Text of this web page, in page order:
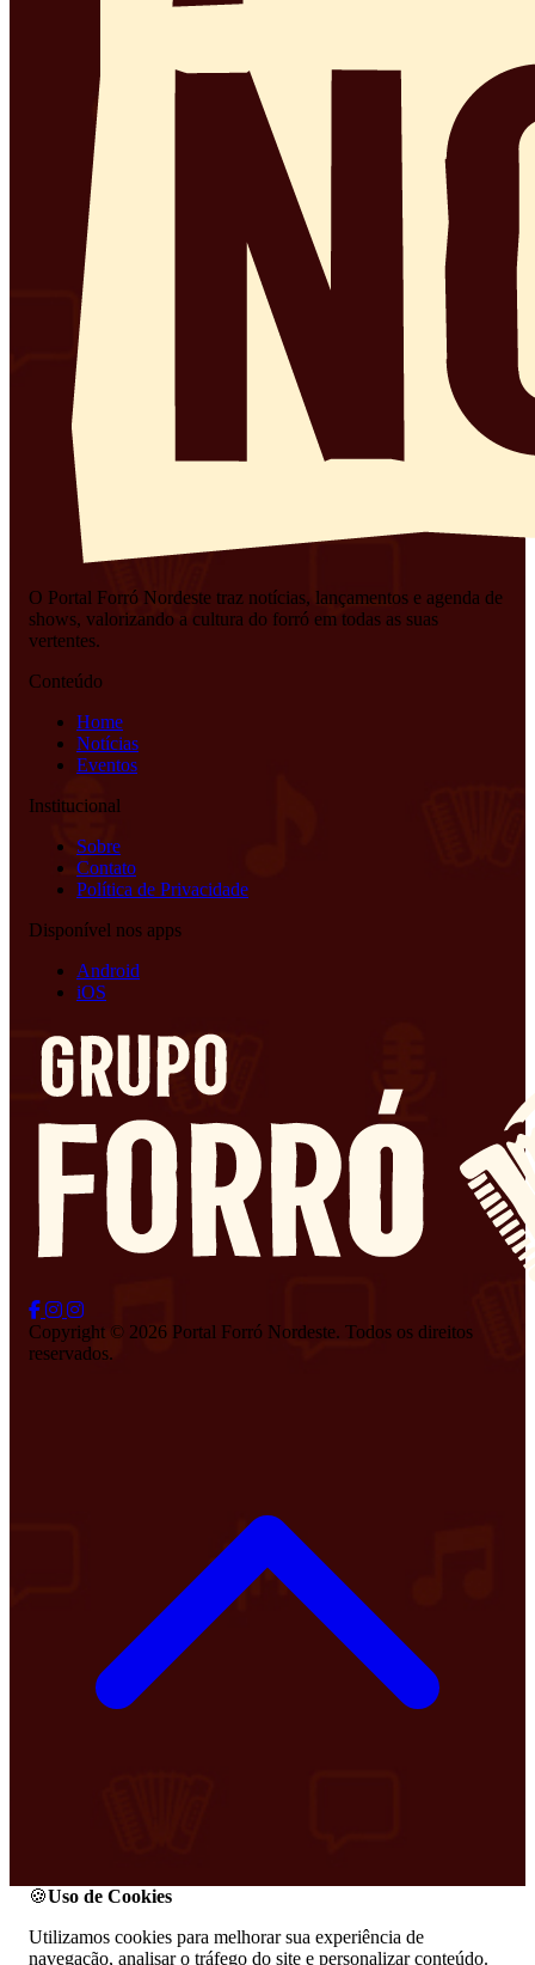
O Portal Forró Nordeste traz notícias, lançamentos e agenda de
shows, valorizando a cultura do forró em todas as suas
vertentes.
Conteúdo
Home
Notícias
Eventos
Institucional
Sobre
Contato
Política de Privacidade
Disponível nos apps
Android
iOS
Copyright © 2026 Portal Forró Nordeste. Todos os direitos
reservados.
🍪Uso de Cookies
Utilizamos cookies para melhorar sua experiência de
navegação, analisar o tráfego do site e personalizar conteúdo.